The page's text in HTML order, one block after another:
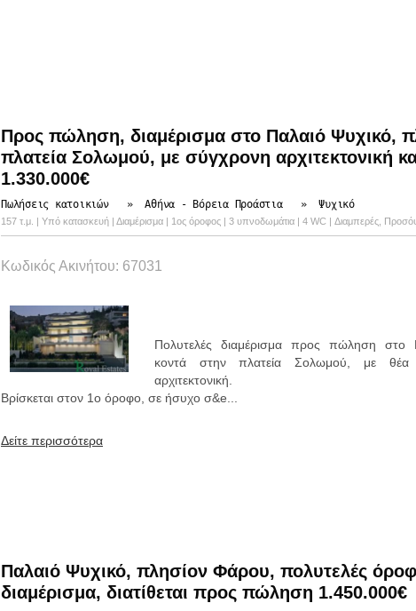
Προς πώληση, διαμέρισμα στο Παλαιό Ψυχικό,
πλατεία Σολωμού, με σύγχρονη αρχιτεκτονική
1.330.000€
Πωλήσεις κατοικιών»Αθήνα - Βόρεια Προάστια»Ψυχικό
157 τ.μ. | Υπό κατασκευή | Διαμέρισμα | 1ος όροφος | 3 υπνοδωμάτια | 4 WC | Διαμπερές,
Κωδικός Ακινήτου: 67031
Πολυτελές διαμέρισμα προς πώληση στο
κοντά στην πλατεία Σολωμού, με θέα
αρχιτεκτονική.
Βρίσκεται στον 1ο όροφο, σε ήσυχο σ&e...
Δείτε περισσότερα
Παλαιό Ψυχικό, πλησίον Φάρου, πολυτελές
διαμέρισμα, διατίθεται προς πώληση 1.450.000€